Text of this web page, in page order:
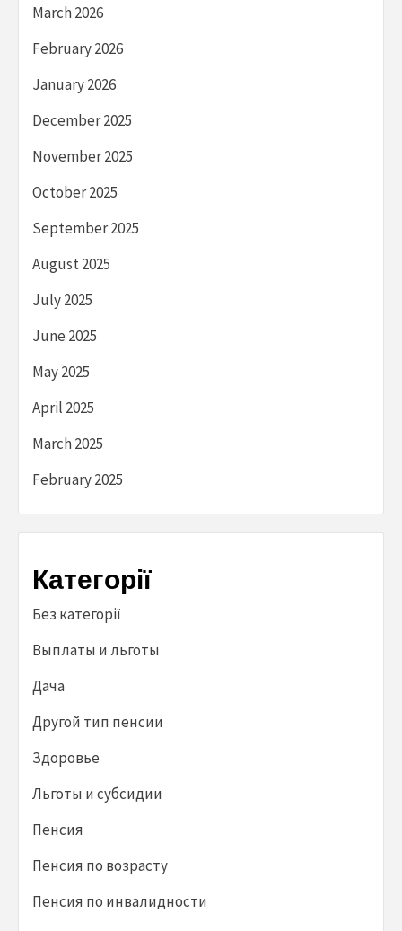
March 2026
February 2026
January 2026
December 2025
November 2025
October 2025
September 2025
August 2025
July 2025
June 2025
May 2025
April 2025
March 2025
February 2025
Категорії
Без категорії
Выплаты и льготы
Дача
Другой тип пенсии
Здоровье
Льготы и субсидии
Пенсия
Пенсия по возрасту
Пенсия по инвалидности